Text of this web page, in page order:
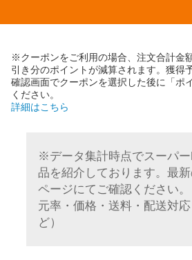
※クーポンをご利用の場合、注文合計金
引き分のポイントが減算されます。獲得
確認画面でクーポンを選択した後に「ポ
ください。
詳細はこちら
※データ集計時点でスーパ
品を紹介しております。最
ページにてご確認ください
元率・価格・送料・配送対
ど）